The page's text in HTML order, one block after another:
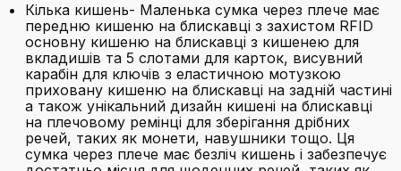
Кілька кишень- Маленька сумка через плече має
передню кишеню на блискавці з захистом RFID
основну кишеню на блискавці з кишенею для
вкладишів та 5 слотами для карток, висувний
карабін для ключів з еластичною мотузкою
приховану кишеню на блискавці на задній частині
а також унікальний дизайн кишені на блискавці
на плечовому ремінці для зберігання дрібних
речей, таких як монети, навушники тощо. Ця
сумка через плече має безліч кишень і забезпечує